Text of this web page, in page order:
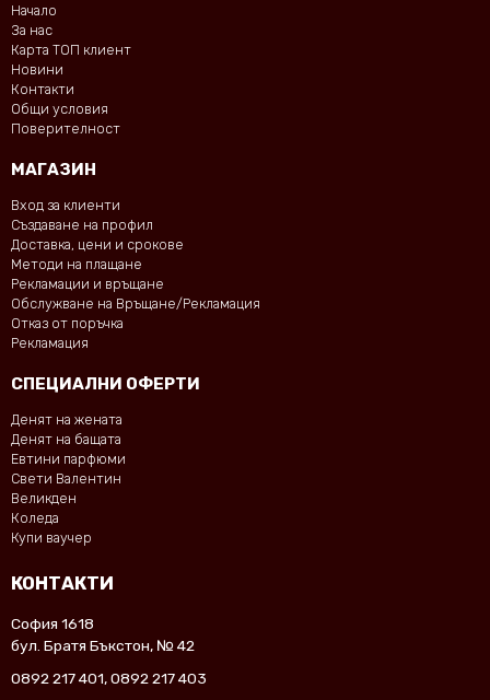
Начало
За нас
Карта ТОП клиент
Новини
Контакти
Общи условия
Поверителност
МАГАЗИН
Вход за клиенти
Създаване на профил
Доставка, цени и срокове
Методи на плащане
Рекламации и връщане
Обслужване на Връщане/Рекламация
Отказ от поръчка
Рекламация
СПЕЦИАЛНИ ОФЕРТИ
Денят на жената
Денят на бащата
Евтини парфюми
Свети Валентин
Великден
Коледа
Купи ваучер
КОНТАКТИ
София 1618
бул. Братя Бъкстон, № 42
0892 217 401,0892 217 403